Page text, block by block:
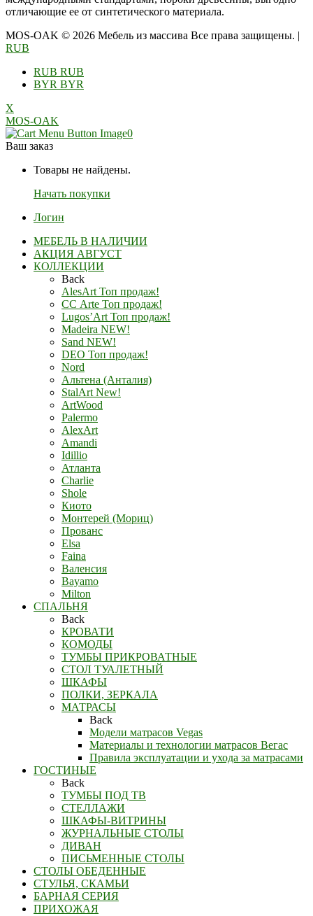
отличающие ее от синтетического материала.
MOS-OAK © 2026 Мебель из массива Все права защищены. |
RUB
RUB RUB
BYR BYR
X
MOS-OAK
0
Ваш заказ
Товары не найдены.
Начать покупки
Логин
МЕБЕЛЬ В НАЛИЧИИ
АКЦИЯ АВГУСТ
КОЛЛЕКЦИИ
Back
AlesArt Топ продаж!
СС Arte Топ продаж!
Lugos’Art Топ продаж!
Madeira NEW!
Sand NEW!
DEO Топ продаж!
Nord
Альтена (Анталия)
StalArt New!
ArtWood
Palermo
AlexArt
Amandi
Idillio
Атланта
Charlie
Shole
Киото
Монтерей (Мориц)
Прованс
Elsa
Faina
Валенсия
Bayamo
Milton
СПАЛЬНЯ
Back
КРОВАТИ
КОМОДЫ
ТУМБЫ ПРИКРОВАТНЫЕ
СТОЛ ТУАЛЕТНЫЙ
ШКАФЫ
ПОЛКИ, ЗЕРКАЛА
МАТРАСЫ
Back
Модели матрасов Vegas
Материалы и технологии матрасов Вегас
Правила эксплуатации и ухода за матрасами
ГОСТИНЫЕ
Back
ТУМБЫ ПОД ТВ
СТЕЛЛАЖИ
ШКАФЫ-ВИТРИНЫ
ЖУРНАЛЬНЫЕ СТОЛЫ
ДИВАН
ПИСЬМЕННЫЕ СТОЛЫ
СТОЛЫ ОБЕДЕННЫЕ
СТУЛЬЯ, СКАМЬИ
БАРНАЯ СЕРИЯ
ПРИХОЖАЯ